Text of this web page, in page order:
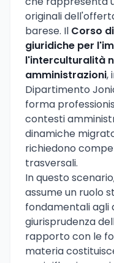
originali
barese. Il Corso
giuridiche per
l'interculturalità
amministrazioni,
Dipartimento
forma
contesti
dinamiche
richiedono
trasversali.
In questo
assume un ruolo
fondamentali agli
giurisprudenza
rapporto con le
materia